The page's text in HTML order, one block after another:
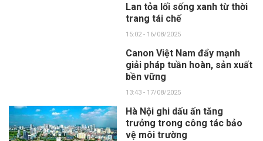
Lan tỏa lối sống xanh từ thời
trang tái chế
15:02 - 16/08/2025
Canon Việt Nam đẩy mạnh
giải pháp tuần hoàn, sản xuất
bền vững
13:43 - 17/08/2025
Hà Nội ghi dấu ấn tăng
trưởng trong công tác bảo
vệ môi trường